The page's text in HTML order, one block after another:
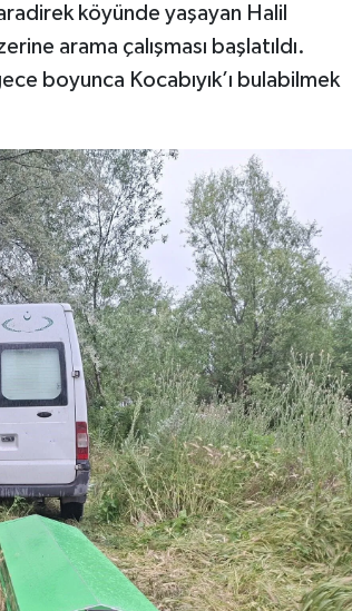
köyünde yaşayan Halil
arama çalışması başlatıldı.
boyunca Kocabıyık’ı bulabilmek